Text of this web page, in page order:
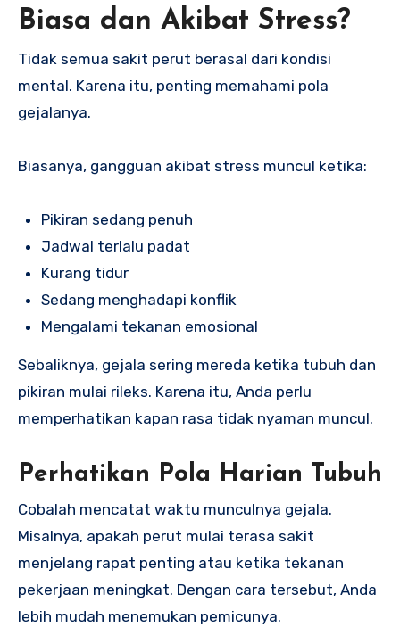
Biasa dan Akibat Stress?
Tidak semua sakit perut berasal dari kondisi
mental. Karena itu, penting memahami pola
gejalanya.
Biasanya, gangguan akibat stress muncul ketika:
Pikiran sedang penuh
Jadwal terlalu padat
Kurang tidur
Sedang menghadapi konflik
Mengalami tekanan emosional
Sebaliknya, gejala sering mereda ketika tubuh dan
pikiran mulai rileks. Karena itu, Anda perlu
memperhatikan kapan rasa tidak nyaman muncul.
Perhatikan Pola Harian Tubuh
Cobalah mencatat waktu munculnya gejala.
Misalnya, apakah perut mulai terasa sakit
menjelang rapat penting atau ketika tekanan
pekerjaan meningkat. Dengan cara tersebut, Anda
lebih mudah menemukan pemicunya.